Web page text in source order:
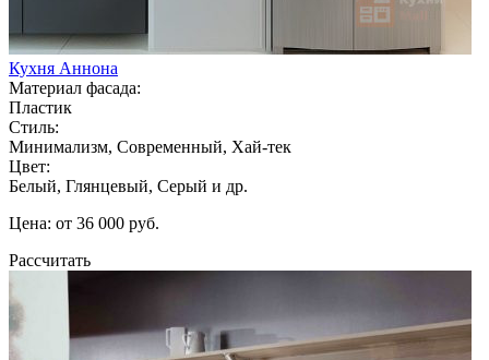
Кухня Аннона
Материал фасада:
Пластик
Стиль:
Минимализм, Современный, Хай-тек
Цвет:
Белый, Глянцевый, Серый и др.
Цена: от 36 000 руб.
Рассчитать